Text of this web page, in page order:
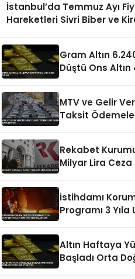
İstanbul’da Temmuz Ayı
Hareketleri Sivri Biber ve
Gram Altın
Düştü Ons
MTV ve Gelir
Taksit
Rekabet
Milyar Lira
İstihdamı
Programı 3 Yıla
Altın Haftaya
Başladı Orta